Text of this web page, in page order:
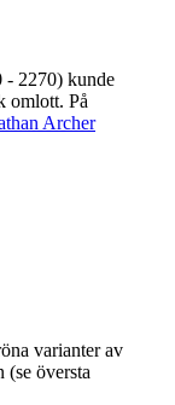
- 2270) kunde
omlott. På
Archer
varianter av
(se översta